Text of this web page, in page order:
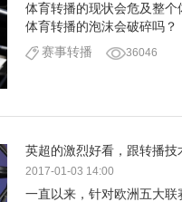
体育转播的现状会危及整
体育转播的泡沫会破碎吗？
赛事转播
36046
英超的激烈好看，跟转播
2017-01-03 14:00
一直以来，针对欧洲五大联